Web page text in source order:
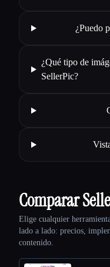
¿Puedo
¿Qué tipo de
SellerPic?
Comparar
Elige cualquier
lado a lado: precios,
contenido.